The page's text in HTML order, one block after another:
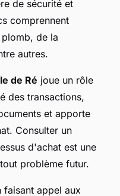
de sécurité et
comprennent
de la
autres.
de Ré joue un rôle
des transactions,
et apporte
Consulter un
d'achat est une
problème futur.
faisant appel aux